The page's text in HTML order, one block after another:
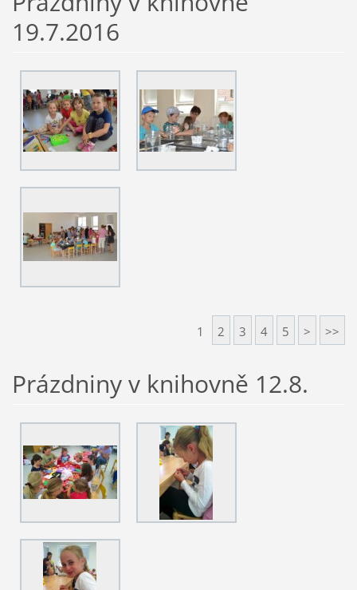
19.7.2016
1 2 3 4 5 > >>
Prázdniny v knihovně 12.8.